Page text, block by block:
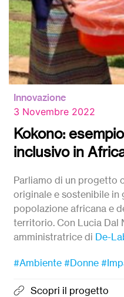
Innovazione
3 Novembre 2022
Kokono:
inclusivo in
Parliamo di un progetto
originale e sostenibile in
popolazione africana e
territorio. Con Lucia Dal
amministratrice di De-
#Ambiente #Donne
Scopri il progetto